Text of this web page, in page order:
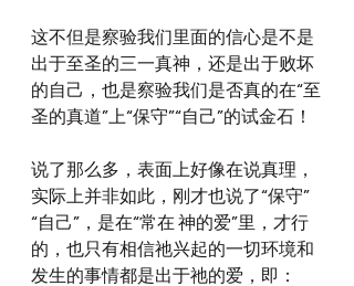
这不但是察验我们里面的信心是不是
出于至圣的三一真神，还是出于败坏
的自己，也是察验我们是否真的在“至
圣的真道”上“保守”“自己”的试金石！
说了那么多，表面上好像在说真理，
实际上并非如此，刚才也说了“保守”
“自己”，是在“常在 神的爱”里，才行
的，也只有相信祂兴起的一切环境和
发生的事情都是出于祂的爱，即：